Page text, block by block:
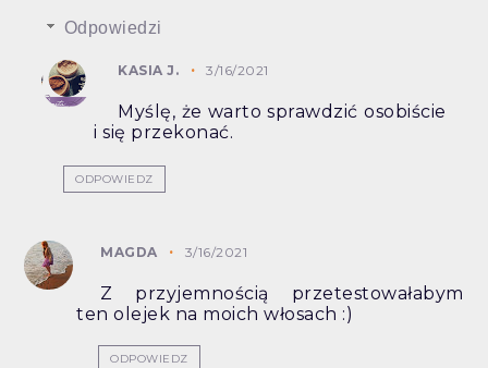
Odpowiedzi
KASIA J. 3/16/2021
Myślę, że warto sprawdzić osobiście
i się przekonać.
ODPOWIEDZ
MAGDA 3/16/2021
Z przyjemnością przetestowałabym
ten olejek na moich włosach :)
ODPOWIEDZ